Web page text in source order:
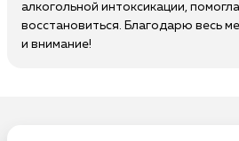
алкогольной интоксикации,
восстановиться. Благодарю весь
и внимание!